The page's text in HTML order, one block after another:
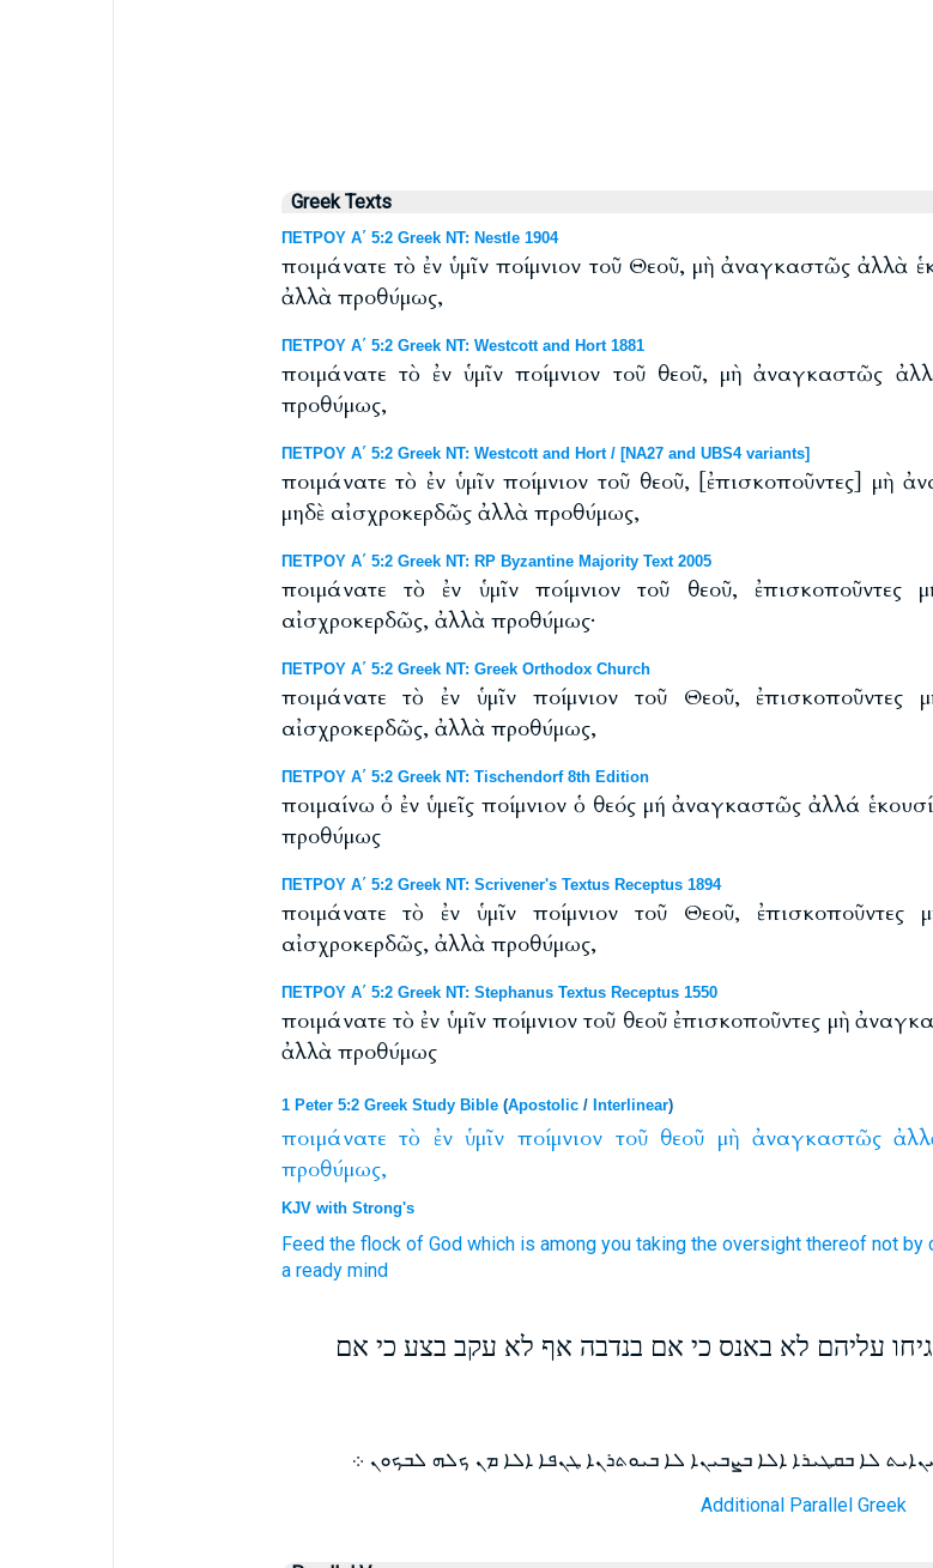
Greek Texts
ΠΕΤΡΟΥ Α΄ 5:2 Greek NT: Nestle 1904
ποιμάνατε τὸ ἐν ὑμῖν ποίμνιον τοῦ Θεοῦ, μὴ ἀναγκαστῶς ἀλλὰ
ἀλλὰ προθύμως,
ΠΕΤΡΟΥ Α΄ 5:2 Greek NT: Westcott and Hort 1881
ποιμάνατε τὸ ἐν ὑμῖν ποίμνιον τοῦ θεοῦ, μὴ ἀναγκαστῶς
προθύμως,
ΠΕΤΡΟΥ Α΄ 5:2 Greek NT: Westcott and Hort / [NA27 and UBS4 variants]
ποιμάνατε τὸ ἐν ὑμῖν ποίμνιον τοῦ θεοῦ, [ἐπισκοποῦντες] μὴ
μηδὲ αἰσχροκερδῶς ἀλλὰ προθύμως,
ΠΕΤΡΟΥ Α΄ 5:2 Greek NT: RP Byzantine Majority Text 2005
ποιμάνατε τὸ ἐν ὑμῖν ποίμνιον τοῦ θεοῦ, ἐπισκοποῦντες
αἰσχροκερδῶς, ἀλλὰ προθύμως·
ΠΕΤΡΟΥ Α΄ 5:2 Greek NT: Greek Orthodox Church
ποιμάνατε τὸ ἐν ὑμῖν ποίμνιον τοῦ Θεοῦ, ἐπισκοποῦντες
αἰσχροκερδῶς, ἀλλὰ προθύμως,
ΠΕΤΡΟΥ Α΄ 5:2 Greek NT: Tischendorf 8th Edition
ποιμαίνω ὁ ἐν ὑμεῖς ποίμνιον ὁ θεός μή ἀναγκαστῶς ἀλλά
προθύμως
ΠΕΤΡΟΥ Α΄ 5:2 Greek NT: Scrivener's Textus Receptus 1894
ποιμάνατε τὸ ἐν ὑμῖν ποίμνιον τοῦ Θεοῦ, ἐπισκοποῦντες
αἰσχροκερδῶς, ἀλλὰ προθύμως,
ΠΕΤΡΟΥ Α΄ 5:2 Greek NT: Stephanus Textus Receptus 1550
ποιμάνατε τὸ ἐν ὑμῖν ποίμνιον τοῦ θεοῦ ἐπισκοποῦντες μὴ
ἀλλὰ προθύμως
1 Peter 5:2 Greek Study Bible(Apostolic/ Interlinear)
ποιμάνατε τὸ ἐν ὑμῖν ποίμνιον τοῦ θεοῦ μὴ ἀναγκαστῶς
προθύμως,
KJV with Strong's
Feed the flock of God which is among you taking the oversight thereof not by
a ready mind
עליהם לא באנס כי אם בנדבה אף לא עקב בצע כי אם
ܠܐ ܒܩܛܝܪܐ ܐܠܐ ܒܨܒܝܢܐ ܠܐ ܒܝܘܬܪܢܐ ܛܢܦܐ ܐܠܐ ܡܢ ܟܠܗ ܠܒܟܘܢ ܀
Additional Parallel Greek